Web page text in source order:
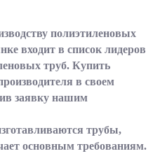
полиэтиленовых
входит в список лидеров
труб. Купить
в своем
заявку нашим
трубы,
основным требованиям.